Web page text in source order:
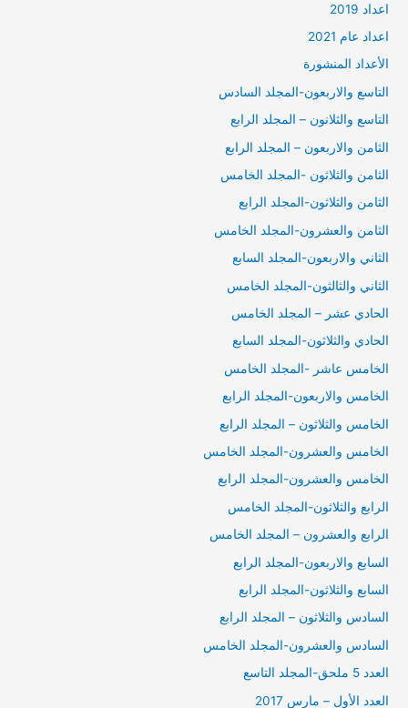
اعداد 2019
اعداد عام 2021
الأعداد المنشورة
التاسع والاربعون-المجلد السادس
التاسع والثلانون – المجلد الرابع
الثامن والاربعون – المجلد الرابع
الثامن والثلاثون -المجلد الخامس
الثامن والثلاثون-المجلد الرابع
الثامن والعشرون-المجلد الخامس
الثاني والاربعون-المجلد السابع
الثاني والثالثون-المجلد الخامس
الحادي عشر – المجلد الخامس
الحادي والثلاثون-المجلد السابع
الخامس عاشر -المجلد الخامس
الخامس والاربعون-المجلد الرابع
الخامس والثلاثون – المجلد الرابع
الخامس والعشرون-المجلد الخامس
الخامس والعشرون-المجلد الرابع
الرابع والثلاثون-المجلد الخامس
الرابع والعشرون – المجلد الخامس
السابع والاربعون-المجلد الرابع
السابع والثلاثون-المجلد الرابع
السادس والثلاثون – المجلد الرابع
السادس والعشرون-المجلد الخامس
العدد 5 ملحق-المجلد التاسع
العدد الأول – مارس 2017